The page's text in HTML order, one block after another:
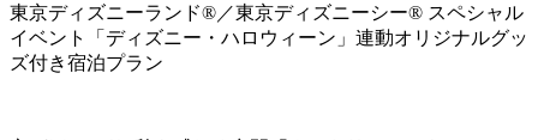
東京ディズニーランド®／東京ディズニーシー® スペシャル
イベント「ディズニー・ハロウィーン」連動オリジナルグッ
ズ付き宿泊プラン